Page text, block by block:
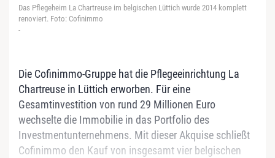
Das Pflegeheim La Chartreuse im belgischen Lüttich wurde 2014 komplett
renoviert. Foto: Cofinimmo
-
Die Cofinimmo-Gruppe hat die Pflegeeinrichtung La
Chartreuse in Lüttich erworben. Für eine
Gesamtinvestition von rund 29 Millionen Euro
wechselte die Immobilie in das Portfolio des
Investmentunternehmens. Mit dieser Akquise schließt
Cofinimmo den Kauf von insgesamt vier belgischen